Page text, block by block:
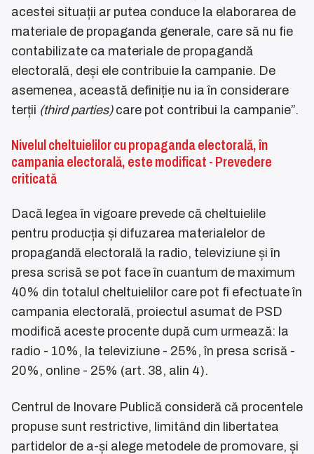
acestei situații ar putea conduce la elaborarea de
materiale de propaganda generale, care să nu fie
contabilizate ca materiale de propagandă
electorală, deși ele contribuie la campanie. De
asemenea, această definiție nu ia în considerare
terții (third parties)care pot contribui la campanie”.
Nivelul cheltuielilor cu propaganda electorală, în
campania electorală, este modificat - Prevedere
criticată
Dacă legea în vigoare prevede că cheltuielile
pentru producția și difuzarea materialelor de
propagandă electorală la radio, televiziune și în
presa scrisă se pot face în cuantum de maximum
40% din totalul cheltuielilor care pot fi efectuate în
campania electorală, proiectul asumat de PSD
modifică aceste procente după cum urmează: la
radio - 10%, la televiziune - 25%, în presa scrisă -
20%, online - 25% (art. 38, alin 4).
Centrul de Inovare Publică consideră că procentele
propuse sunt restrictive, limitând din libertatea
partidelor de a-și alege metodele de promovare, și